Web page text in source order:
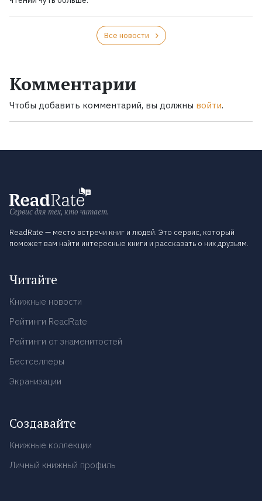
Все новости
Комментарии
Чтобы добавить комментарий, вы должны войти.
Сервис для тех, кто читает.
ReadRate — место встречи книг и людей. Это сервис, который
поможет вам найти интересные книги и рассказать о них друзьям.
Читайте
Книжные новости
Рейтинги ReadRate
Рейтинги от знаменитостей
Бестселлеры
Экранизации
Создавайте
Книжные коллекции
Личный книжный профиль